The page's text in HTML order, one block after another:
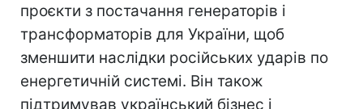
проєкти з постачання генераторів і
трансформаторів для України, щоб
зменшити наслідки російських ударів по
енергетичній системі. Він також
підтримував український бізнес і